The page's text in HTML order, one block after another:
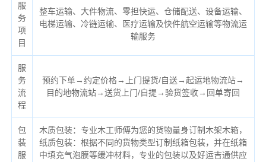
服
务
项
目
整车运输、大件物流、零担快运、仓储配送、设备运输、
电梯运输、冷链运输、医疗运输及快件航空运输等物流运
输服务
服
务
流
程
预约下单→约定价格→上门提货/自送→起运地物流站→
目的地物流站→送货上门/自提→验货签收→回单寄回
包
装
服
木质包装：专业木工师傅为您的货物量身订制木架木箱，
纸质包装：根据不同的货物类型订制纸箱包装，并在纸箱
中填充气泡膜等缓冲材料，专业的包装以及好运吉通供应